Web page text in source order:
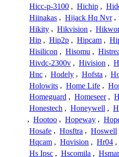
Hicc-p-3100 , Hichip ,
Hiinakas , Hijack Hq Nvr ,
Hikity , Hikvision ,
Hip , Hip2p , Hipcam ,
Hisilicon , Hisomu ,
Hivdc-2300v , Hivision ,
Hnc , Hodely , Hofsta ,
Holowits , Home Life ,
Homeguard , Homeseer ,
Honestech , Honeywell ,
, Hootoo , Hopeway ,
Hosafe , Hosftra , Hoswell
Hqcam , Hqvision , Hr04 ,
Hs Ipsc , Hscomila ,